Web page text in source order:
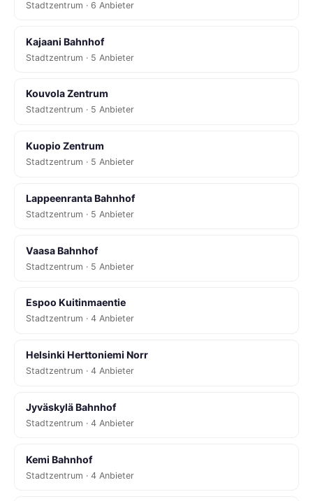
Stadtzentrum · 6 Anbieter
Kajaani Bahnhof
Stadtzentrum · 5 Anbieter
Kouvola Zentrum
Stadtzentrum · 5 Anbieter
Kuopio Zentrum
Stadtzentrum · 5 Anbieter
Lappeenranta Bahnhof
Stadtzentrum · 5 Anbieter
Vaasa Bahnhof
Stadtzentrum · 5 Anbieter
Espoo Kuitinmaentie
Stadtzentrum · 4 Anbieter
Helsinki Herttoniemi Norr
Stadtzentrum · 4 Anbieter
Jyväskylä Bahnhof
Stadtzentrum · 4 Anbieter
Kemi Bahnhof
Stadtzentrum · 4 Anbieter